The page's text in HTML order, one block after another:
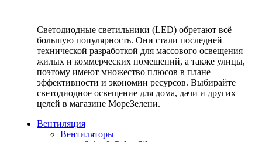
Светодиодные светильники (LED) обретают всё
большую популярность. Они стали последней
технической разработкой для массового освещения
жилых и коммерческих помещений, а также улицы,
поэтому имеют множество плюсов в плане
эффективности и экономии ресурсов. Выбирайте
светодиодное освещение для дома, дачи и других
целей в магазине МореЗелени.
Вентиляция
Вентиляторы